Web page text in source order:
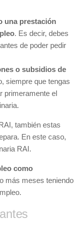
una prestación
. Es decir, debes
de poder pedir
o subsidios de
siempre que tengas
primeramente el
también estas
En este caso,
RAI.
como
más meses teniendo